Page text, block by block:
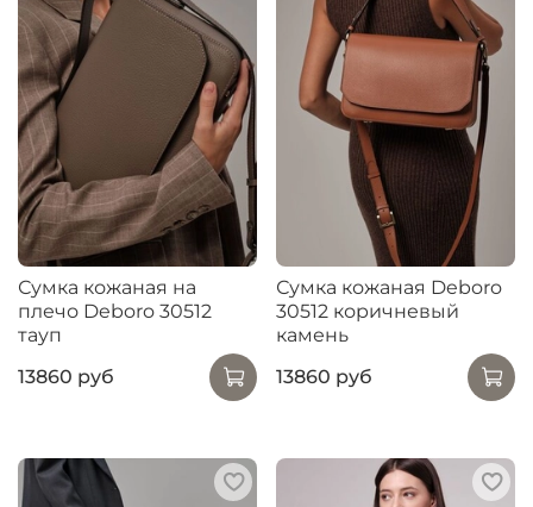
Сумка кожаная на
плечо Deboro 30512
тауп
13860 руб
Сумка кожаная Deboro
30512 коричневый
камень
13860 руб